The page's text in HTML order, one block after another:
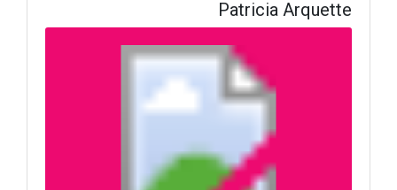
Patricia Arquette